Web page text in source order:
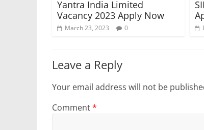
Yantra India Limited
Vacancy 2023 Apply Now
March 23, 2023 0
Leave a Reply
Your email address will not be
Comment*